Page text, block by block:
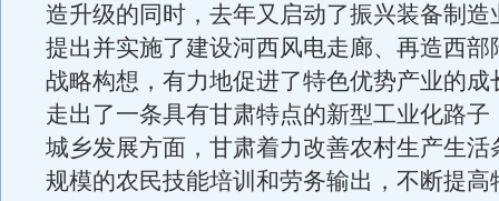
造升级的同时，去年又启动了振兴装备制造
提出并实施了建设河西风电走廊、再造西部
战略构想，有力地促进了特色优势产业的成
走出了一条具有甘肃特点的新型工业化路子
城乡发展方面，甘肃着力改善农村生产生活
规模的农民技能培训和劳务输出，不断提高